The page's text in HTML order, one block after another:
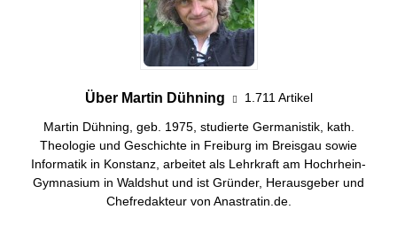
Über Martin Dühning 1.711 Artikel
Martin Dühning, geb. 1975, studierte Germanistik, kath.
Theologie und Geschichte in Freiburg im Breisgau sowie
Informatik in Konstanz, arbeitet als Lehrkraft am Hochrhein-
Gymnasium in Waldshut und ist Gründer, Herausgeber und
Chefredakteur von Anastratin.de.